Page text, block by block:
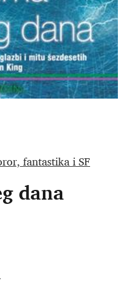
fantastika i SF
dana